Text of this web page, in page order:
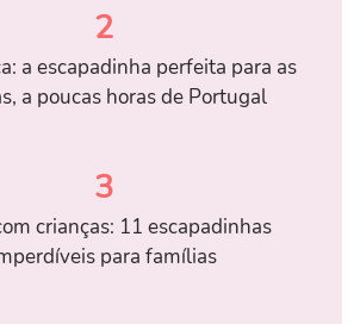
2
a escapadinha perfeita para as
a poucas horas de Portugal
3
crianças: 11 escapadinhas
para famílias